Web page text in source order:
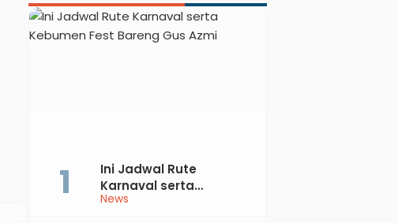
News
Ini Jadwal Rute
Karnaval serta
Kebumen Fest Bareng